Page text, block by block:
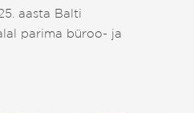
aasta Balti
parima büroo- ja